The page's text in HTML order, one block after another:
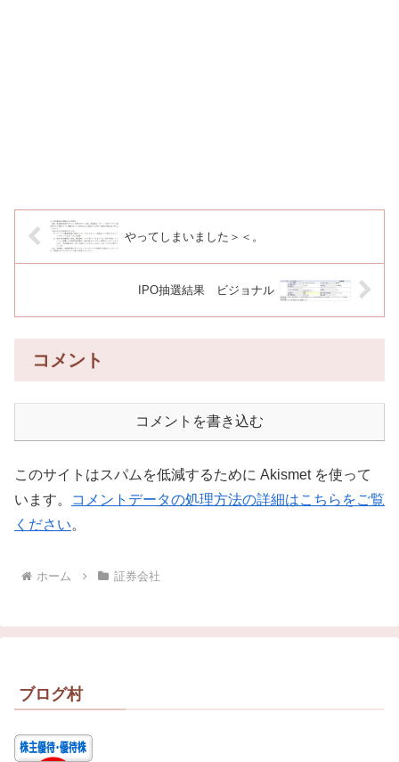
やってしまいました＞＜。
IPO抽選結果 ビジョナル
コメント
コメントを書き込む
このサイトはスパムを低減するために Akismet を使って
います。
コメントデータの処理方法の詳細はこちらをご覧
ください。
ホーム 証券会社
ブログ村